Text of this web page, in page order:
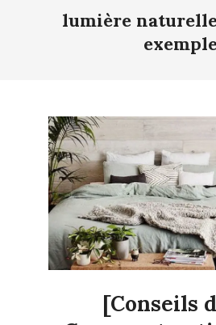
DÉCORATION
lumière
[Conseils